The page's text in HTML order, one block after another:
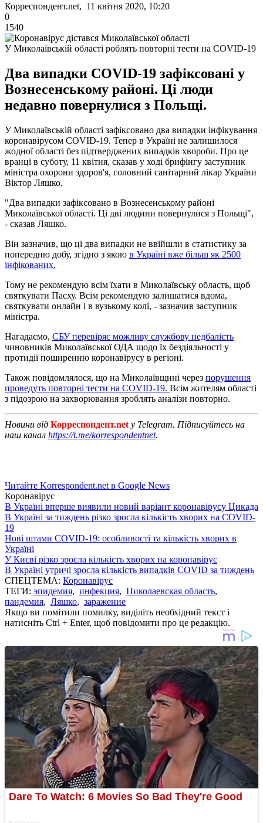
Корреспондент.net, 11 квітня 2020, 10:20
0
1540
У Миколаївській області роблять повторні тести на COVID-19
Два випадки COVID-19 зафіксовані у
Вознесенському районі. Ці люди
недавно повернулися з Польщі.
У Миколаївській області зафіксовано два випадки інфікування
коронавірусом COVID-19. Тепер в Україні не залишилося
жодної області без підтверджених випадків хвороби. Про це
вранці в суботу, 11 квітня, сказав у ході брифінгу заступник
міністра охорони здоров'я, головний санітарний лікар України
Віктор Ляшко.
"Два випадки зафіксовано в Вознесенському районі
Миколаївської області. Ці дві людини повернулися з Польщі",
- сказав Ляшко.
Він зазначив, що ці два випадки не ввійшли в статистику за
попередню добу, згідно з якою в Україні вже більш як 2500
інфікованих.
Тому не рекомендую всім їхати в Миколаївську область, щоб
святкувати Пасху. Всім рекомендую залишатися вдома,
святкувати онлайн і в вузькому колі, - зазначив заступник
міністра.
Нагадаємо, СБУ перевіряє можливу службову недбалість
чиновників Миколаївської ОДА щодо їх бездіяльності у
протидії поширенню коронавірусу в регіоні.
Також повідомлялося, що на Миколаївщині через порушення
проведуть повторні тести на COVID-19. Всім жителям області
з підозрою на захворювання зроблять аналізи повторно.
Новини від Корреспондент.net у Telegram. Підписуйтесь на
наш канал https://t.me/korrespondentnet.
Читайте Korrespondent.net в Google News
Коронавірус
В Україні вперше виявили новий варіант коронавірусу Цикада
В Україні за тиждень різко зросла кількість хворих на COVID-
19
Нові штами COVID-19: особливості та кількість хворих в
Україні
У Києві різко зросла кількість хворих на коронавірус
В Україні утричі зросла кількість випадків COVID за тиждень
СПЕЦТЕМА: Коронавірус
ТЕГИ: эпидемия, инфекция, Николаевская область,
пандемия, Ляшко, заражение
Якщо ви помітили помилку, виділіть необхідний текст і
натисніть Ctrl + Enter, щоб повідомити про це редакцію.